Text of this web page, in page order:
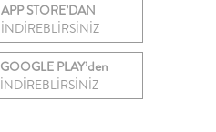
APP STORE’DAN
İNDİREBLİRSİNİZ
GOOGLE PLAY’den
İNDİREBLİRSİNİZ